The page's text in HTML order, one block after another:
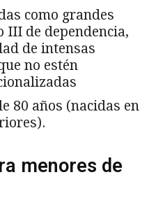
como grandes
III de dependencia,
de intensas
no estén
80 años (nacidas en
menores de